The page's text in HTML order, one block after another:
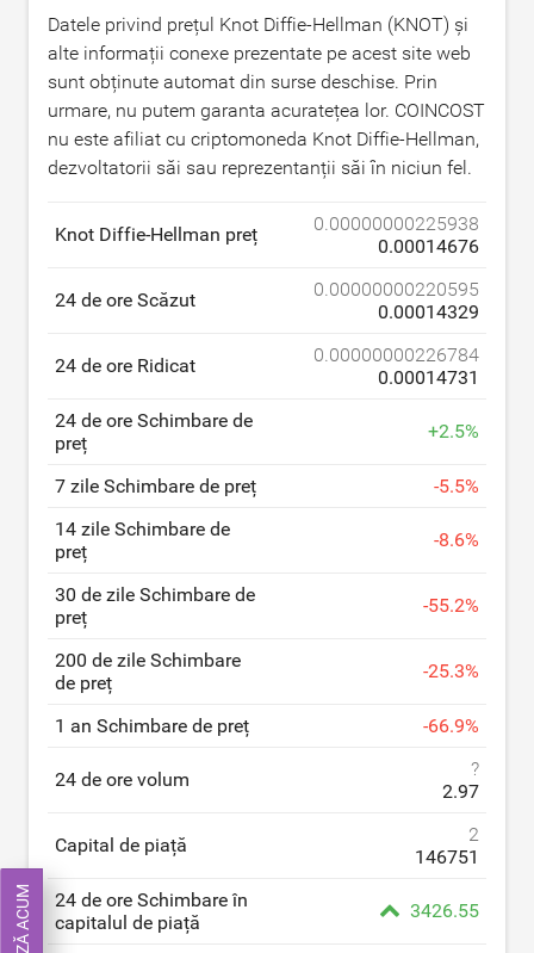
Datele privind prețul Knot Diffie-Hellman (KNOT) și
alte informații conexe prezentate pe acest site web
sunt obținute automat din surse deschise. Prin
urmare, nu putem garanta acuratețea lor. COINCOST
nu este afiliat cu criptomoneda Knot Diffie-Hellman,
dezvoltatorii săi sau reprezentanții săi în niciun fel.
Knot Diffie-Hellman preț
0.00000000225938
0.00014676
24 de ore Scăzut
0.00000000220595
0.00014329
24 de ore Ridicat
0.00000000226784
0.00014731
24 de ore Schimbare de
preț
+2.5%
7 zile Schimbare de preț -5.5%
14 zile Schimbare de
preț
-8.6%
30 de zile Schimbare de
preț
-55.2%
200 de zile Schimbare
de preț
-25.3%
1 an Schimbare de preț -66.9%
24 de ore volum
?
2.97
Capital de piață
2
146751
24 de ore Schimbare în
capitalul de piață
3426.55